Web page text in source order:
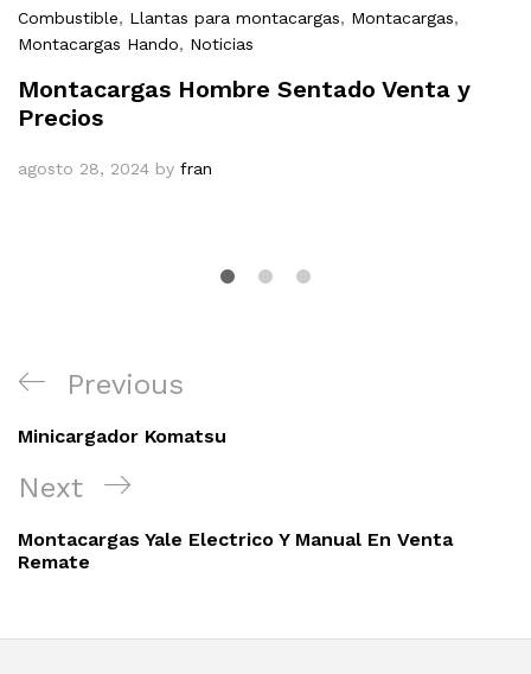
Combustible, Llantas para montacargas, Montacargas,
Montacargas Hando, Noticias
Montacargas Hombre Sentado Venta y
Precios
agosto 28, 2024 by fran
Navegación
entradas
Previous
Post
Previous
Minicargador Komatsu
Next
Post
Next
Montacargas Yale Electrico Y Manual En Venta
Remate